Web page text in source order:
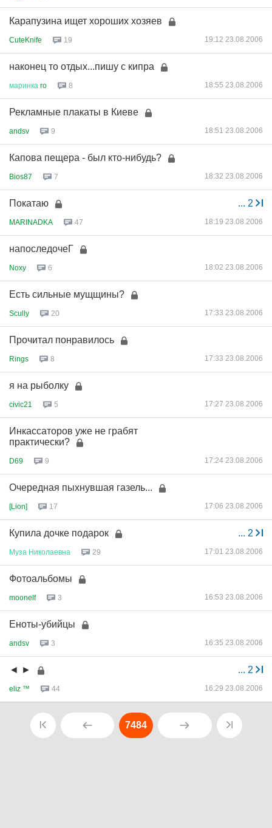
Карапузина ищет хороших хозяев
CuteKnife 19 19:12 23.08.2006
наконец то отдых...пишу с кипра
маринка ro 8 18:55 23.08.2006
Рекламные плакаты в Киеве
andsv 9 18:51 23.08.2006
Капова пещера - был кто-нибудь?
Bios87 7 18:32 23.08.2006
... 2
Покатаю
MARINADKA 47 18:19 23.08.2006
напоследочеГ
Noxy 6 18:02 23.08.2006
Есть сильные мущщины?
Scully 20 17:33 23.08.2006
Прочитал понравилось
Rings 8 17:33 23.08.2006
я на рыболку
civic21 5 17:27 23.08.2006
Инкассаторов уже не грабят
практически?
D69 9 17:24 23.08.2006
Очередная пыхнувшая газель...
[Lion] 17 17:06 23.08.2006
... 2
Купила дочке подарок
Муза Николаевна 29 17:01 23.08.2006
Фотоальбомы
moonelf 3 16:53 23.08.2006
Еноты-убийцы
andsv 3 16:35 23.08.2006
... 2
◄ ►
eliz ™ 44 16:29 23.08.2006
7484